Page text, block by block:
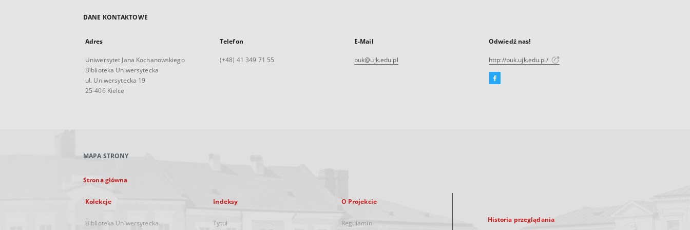
DANE KONTAKTOWE
Adres
Uniwersytet Jana Kochanowskiego
Biblioteka Uniwersytecka
ul. Uniwersytecka 19
25-406 Kielce
Telefon
(+48) 41 349 71 55
E-Mail
buk@ujk.edu.pl
Odwiedź nas!
http://buk.ujk.edu.pl/
Facebook
MAPA STRONY
Strona główna
Kolekcje
Biblioteka Uniwersytecka
Indeksy
Tytuł
O Projekcie
Regulamin Historia przeglądania